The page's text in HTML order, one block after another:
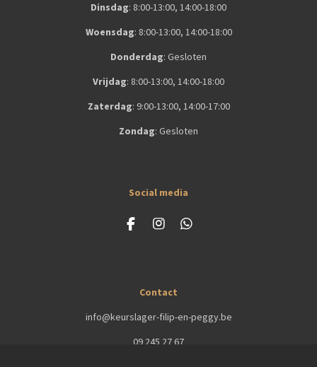
Dinsdag: 8:00-13:00, 14:00-18:00
Woensdag: 8:00-13:00, 14:00-18:00
Donderdag: Gesloten
Vrijdag: 8:00-13:00, 14:00-18:00
Zaterdag: 9:00-13:00, 14:00-17:00
Zondag: Gesloten
Social media
F
k
I
g
a
W
p
Contact
info@keurslager-filip-en-peggy.be
09 245 27 67